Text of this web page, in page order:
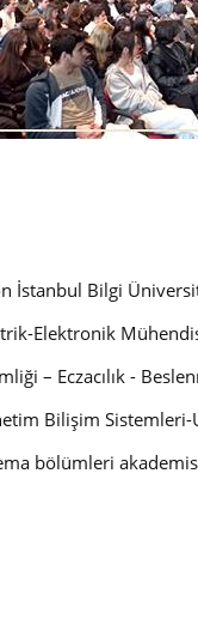
İstanbul Bilgi
Elektronik
– Eczacılık -
Bilişim
bölümleri